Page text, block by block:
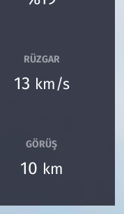
RÜZGAR
13 km/s
GÖRÜŞ
10 km